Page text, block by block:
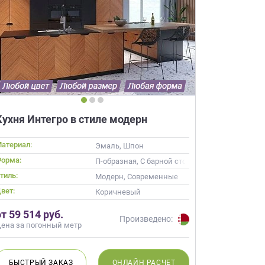
темный низ
Интегро в стиле модерн
Эмаль, Шпон
П-образная, С барной стойкой
Модерн, Современные
Коричневый
59 514 руб.
за погонный метр
Произведено:
БЫСТРЫЙЗАКАЗ ОНЛАЙН РАСЧЕТ
×
от
подготовит
строителей
000 т.р.
×